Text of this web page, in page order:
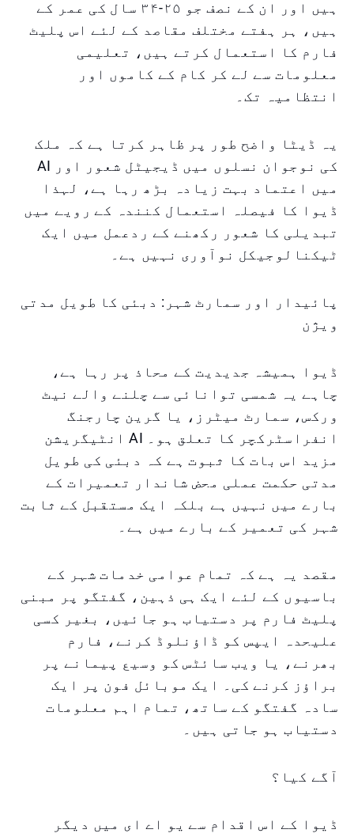
ہیں اور ان کے نصف جو ۲۵-۳۴ سال کی عمر کے
ہیں، ہر ہفتے مختلف مقاصد کے لئے اس پلیٹ
فارم کا استعمال کرتے ہیں، تعلیمی
معلومات سے لے کر کام کے کاموں اور
انتظامیہ تک۔
یہ ڈیٹا واضح طور پر ظاہر کرتا ہے کہ ملک
کی نوجوان نسلوں میں ڈیجیٹل شعور اور AI
میں اعتماد بہت زیادہ بڑھ رہا ہے، لہذا
ڈیوا کا فیصلہ استعمال کنندہ کے رویے میں
تبدیلی کا شعور رکھنے کے ردعمل میں ایک
ٹیکنالوجیکل نوآوری نہیں ہے۔
پائیدار اور سمارٹ شہر: دبئی کا طویل مدتی
ویژن
ڈیوا ہمیشہ جدیدیت کے محاذ پر رہا ہے،
چاہے یہ شمسی توانائی سے چلنے والے نیٹ
ورکس، سمارٹ میٹرز، یا گرین چارجنگ
انفراسٹرکچر کا تعلق ہو۔ AI انٹیگریشن
مزید اس بات کا ثبوت ہے کہ دبئی کی طویل
مدتی حکمت عملی محض شاندار تعمیرات کے
بارے میں نہیں ہے بلکہ ایک مستقبل کے ثابت
شہر کی تعمیر کے بارے میں ہے۔
مقصد یہ ہے کہ تمام عوامی خدمات شہر کے
باسیوں کے لئے ایک ہی ذہین، گفتگو پر مبنی
پلیٹ فارم پر دستیاب ہو جائیں، بغیر کسی
علیحدہ ایپس کو ڈاؤنلوڈ کرنے، فارم
بھرنے، یا ویب سائٹس کو وسیع پیمانے پر
براؤز کرنے کی۔ ایک موبائل فون پر ایک
سادہ گفتگو کے ساتھ، تمام اہم معلومات
دستیاب ہو جاتی ہیں۔
آگے کیا؟
ڈیوا کے اس اقدام سے یو اے ای میں دیگر